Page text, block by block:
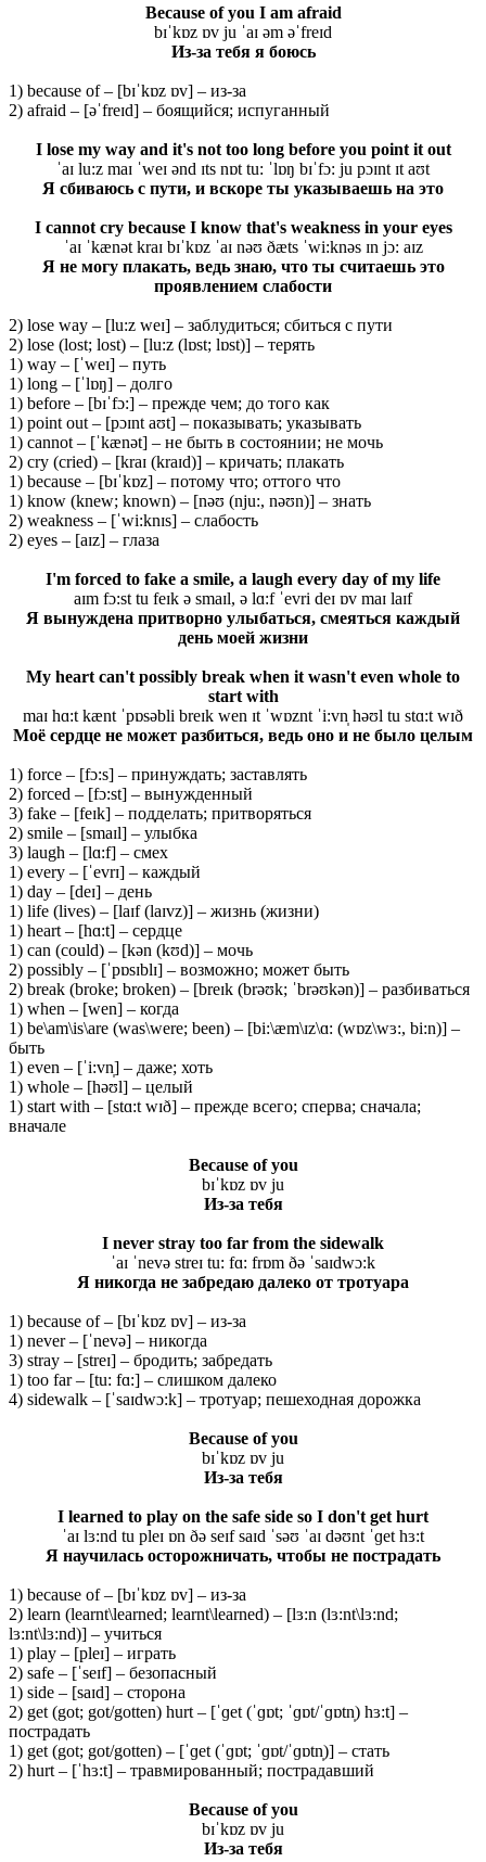
Because of you I am afraid
bɪˈkɒz ɒv ju ˈaɪ əm əˈfreɪd
Из-за тебя я боюсь
1) because of – [bɪˈkɒz ɒv] – из-за
2) afraid – [əˈfreɪd] – боящийся; испуганный
I lose my way and it's not too long before you point it out
ˈaɪ lu:z maɪ ˈweɪ ənd ɪts nɒt tu: ˈlɒŋ bɪˈfɔ: ju pɔɪnt ɪt aʊt
Я сбиваюсь с пути, и вскоре ты указываешь на это
I cannot cry because I know that's weakness in your eyes
ˈaɪ ˈkænət kraɪ bɪˈkɒz ˈaɪ nəʊ ðæts ˈwi:knəs ɪn jɔ: aɪz
Я не могу плакать, ведь знаю, что ты считаешь это
проявлением слабости
2) lose way – [lu:z weɪ] – заблудиться; сбиться с пути
2) lose (lost; lost) – [lu:z (lɒst; lɒst)] – терять
1) way – [ˈweɪ] – путь
1) long – [ˈlɒŋ] – долго
1) before – [bɪˈfɔ:] – прежде чем; до того как
1) point out – [pɔɪnt aʊt] – показывать; указывать
1) cannot – [ˈkænət] – не быть в состоянии; не мочь
2) cry (cried) – [kraɪ (kraɪd)] – кричать; плакать
1) because – [bɪˈkɒz] – потому что; оттого что
1) know (knew; known) – [nəʊ (nju:, nəʊn)] – знать
2) weakness – [ˈwi:knɪs] – слабость
2) eyes – [aɪz] – глаза
I'm forced to fake a smile, a laugh every day of my life
aɪm fɔ:st tu feɪk ə smaɪl, ə lɑ:f ˈevri deɪ ɒv maɪ laɪf
Я вынуждена притворно улыбаться, смеяться каждый
день моей жизни
My heart can't possibly break when it wasn't even whole to
start with
maɪ hɑ:t kænt ˈpɒsəbli breɪk wen ɪt ˈwɒznt ˈi:vn̩ həʊl tu stɑ:t wɪð
Моё сердце не может разбиться, ведь оно и не было целым
1) force – [fɔ:s] – принуждать; заставлять
2) forced – [fɔ:st] – вынужденный
3) fake – [feɪk] – подделать; притворяться
2) smile – [smaɪl] – улыбка
3) laugh – [lɑ:f] – смех
1) every – [ˈevrɪ] – каждый
1) day – [deɪ] – день
1) life (lives) – [laɪf (laɪvz)] – жизнь (жизни)
1) heart – [hɑ:t] – сердце
1) can (could) – [kən (kʊd)] – мочь
2) possibly – [ˈpɒsɪblɪ] – возможно; может быть
2) break (broke; broken) – [breɪk (brəʊk; ˈbrəʊkən)] – разбиваться
1) when – [wen] – когда
1) be\am\is\are (was\were; been) – [bi:\æm\ɪz\ɑ: (wɒz\wɜ:, bi:n)] –
быть
1) even – [ˈi:vn̩] – даже; хоть
1) whole – [həʊl] – целый
1) start with – [stɑ:t wɪð] – прежде всего; сперва; сначала;
вначале
Because of you
bɪˈkɒz ɒv ju
Из-за тебя
I never stray too far from the sidewalk
ˈaɪ ˈnevə streɪ tu: fɑ: frɒm ðə ˈsaɪdwɔ:k
Я никогда не забредаю далеко от тротуара
1) because of – [bɪˈkɒz ɒv] – из-за
1) never – [ˈnevə] – никогда
3) stray – [streɪ] – бродить; забредать
1) too far – [tu: fɑ:] – слишком далеко
4) sidewalk – [ˈsaɪdwɔ:k] – тротуар; пешеходная дорожка
Because of you
bɪˈkɒz ɒv ju
Из-за тебя
I learned to play on the safe side so I don't get hurt
ˈaɪ lɜ:nd tu pleɪ ɒn ðə seɪf saɪd ˈsəʊ ˈaɪ dəʊnt ˈɡet hɜ:t
Я научилась осторожничать, чтобы не пострадать
1) because of – [bɪˈkɒz ɒv] – из-за
2) learn (learnt\learned; learnt\learned) – [lɜ:n (lɜ:nt\lɜ:nd;
lɜ:nt\lɜ:nd)] – учиться
1) play – [pleɪ] – играть
2) safe – [ˈseɪf] – безопасный
1) side – [saɪd] – сторона
2) get (got; got/gotten) hurt – [ˈɡet (ˈɡɒt; ˈɡɒt/ˈɡɒtn̩) hɜ:t] –
пострадать
1) get (got; got/gotten) – [ˈɡet (ˈɡɒt; ˈɡɒt/ˈɡɒtn̩)] – стать
2) hurt – [ˈhɜ:t] – травмированный; пострадавший
Because ofyou
bɪˈkɒz ɒv ju
Из-за тебя